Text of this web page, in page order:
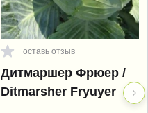
оставь отзыв
Дитмаршер Фрюер /
Ditmarsher Fryuyer